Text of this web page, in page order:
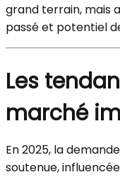
grand terrain, mais
passé et potentiel
Les
marché
En 2025, la
soutenue,